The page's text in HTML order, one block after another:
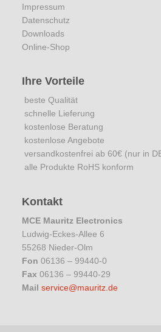
Impressum
Datenschutz
Downloads
Online-Shop
Ihre Vorteile
beste Qualität
schnelle Lieferung
kostenlose Beratung
kostenlose Angebote
versandkostenfrei ab 60€ (nur in
alle Produkte RoHS konform
Kontakt
MCE Mauritz Electronics
Ludwig-Eckes-Allee 6
55268 Nieder-Olm
Fon 06136 – 99440-0
Fax 06136 – 99440-29
Mail service@mauritz.de